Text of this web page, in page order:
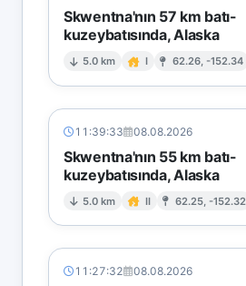
Skwentna'nın 57 km batı-
kuzeybatısında, Alaska
5.0 km I 62.26, -152.34
11:39:33 08.08.2026
Skwentna'nın 55 km batı-
kuzeybatısında, Alaska
5.0 km II 62.25, -152.32
11:27:32 08.08.2026